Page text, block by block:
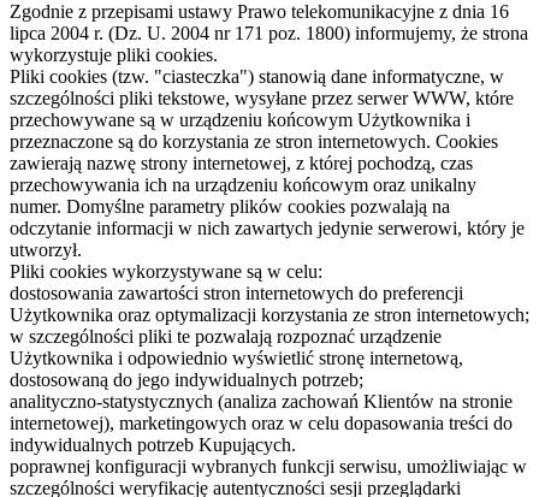
Zgodnie z przepisami ustawy Prawo telekomunikacyjne z dnia 16
lipca 2004 r. (Dz. U. 2004 nr 171 poz. 1800) informujemy, że strona
wykorzystuje pliki cookies.
Pliki cookies (tzw. "ciasteczka") stanowią dane informatyczne, w
szczególności pliki tekstowe, wysyłane przez serwer WWW, które
przechowywane są w urządzeniu końcowym Użytkownika i
przeznaczone są do korzystania ze stron internetowych. Cookies
zawierają nazwę strony internetowej, z której pochodzą, czas
przechowywania ich na urządzeniu końcowym oraz unikalny
numer. Domyślne parametry plików cookies pozwalają na
odczytanie informacji w nich zawartych jedynie serwerowi, który je
utworzył.
Pliki cookies wykorzystywane są w celu:
dostosowania zawartości stron internetowych do preferencji
Użytkownika oraz optymalizacji korzystania ze stron internetowych;
w szczególności pliki te pozwalają rozpoznać urządzenie
Użytkownika i odpowiednio wyświetlić stronę internetową,
dostosowaną do jego indywidualnych potrzeb;
analityczno-statystycznych (analiza zachowań Klientów na stronie
internetowej), marketingowych oraz w celu dopasowania treści do
indywidualnych potrzeb Kupujących.
poprawnej konfiguracji wybranych funkcji serwisu, umożliwiając w
szczególności weryfikację autentyczności sesji przeglądarki